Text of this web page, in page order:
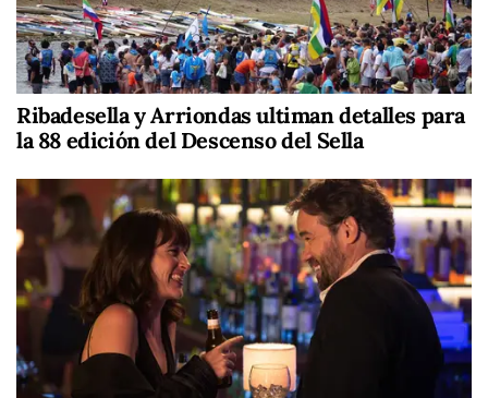
Ribadesella y Arriondas ultiman detalles para
la 88 edición del Descenso del Sella